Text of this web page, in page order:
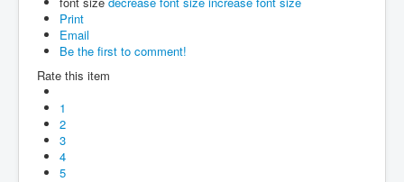
Print
Email
Be the first to comment!
Rate this item
1
2
3
4
5